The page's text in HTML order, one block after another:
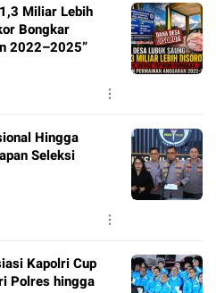
Miliar Lebih
Bongkar
2022–2025”
Hingga
Seleksi
Kapolri Cup
Polres hingga